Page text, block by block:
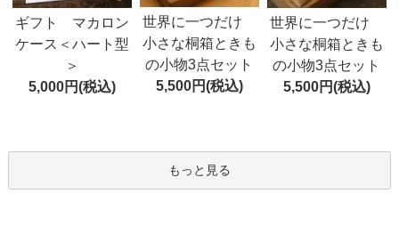
ギフト マカロン
ケース＜ハート型
＞
5,000円(税込)
世界に一つだけ
小さな桐箱ときも
の小物3点セット
5,500円(税込)
世界に一つだけ
小さな桐箱ときも
の小物3点セット
5,500円(税込)
もっと見る